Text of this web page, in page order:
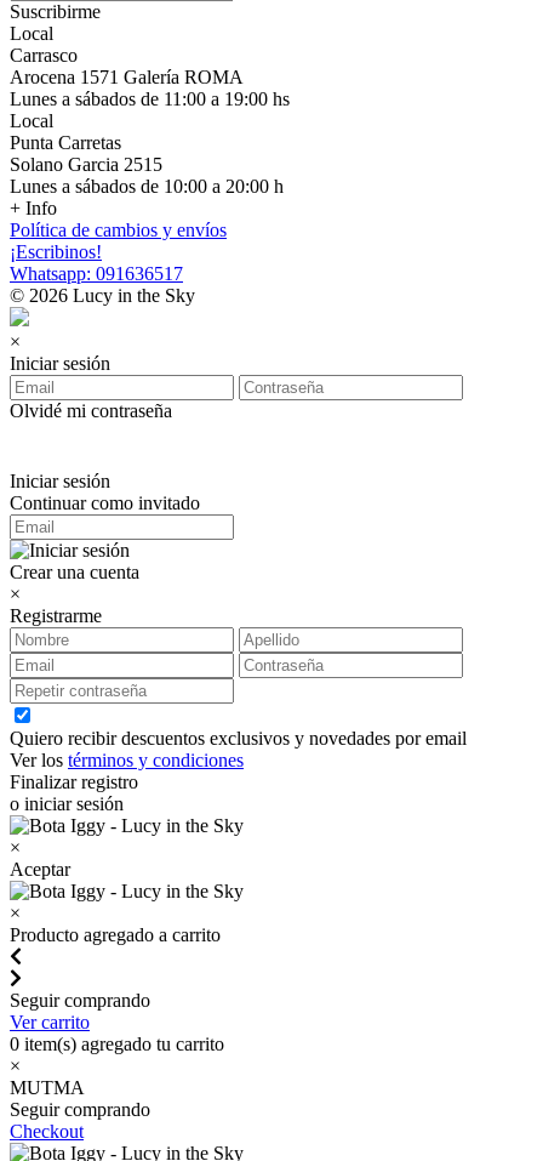
Suscribirme
Local
Carrasco
Arocena 1571 Galería ROMA
Lunes a sábados de 11:00 a 19:00 hs
Local
Punta Carretas
Solano Garcia 2515
Lunes a sábados de 10:00 a 20:00 h
+ Info
Política de cambios y envíos
¡Escribinos!
Whatsapp: 091636517
© 2026 Lucy in the Sky
×
Iniciar sesión
Olvidé mi contraseña
Iniciar sesión
Continuar como invitado
Crear una cuenta
×
Registrarme
Quiero recibir descuentos exclusivos y novedades por email
Ver los términos y condiciones
Finalizar registro
o iniciar sesión
×
Aceptar
×
Producto agregado a carrito
Seguir comprando
Ver carrito
0 item(s) agregado tu carrito
×
MUTMA
Seguir comprando
Checkout